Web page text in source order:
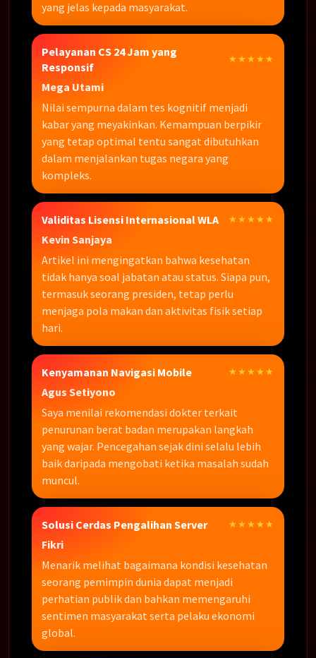
yang jelas kepada masyarakat.
Pelayanan CS 24 Jam yang
Responsif
★★★★★
Mega Utami
Nilai sempurna dalam tes kognitif menjadi
kabar yang meyakinkan. Kemampuan berpikir
yang tetap optimal tentu sangat dibutuhkan
dalam menjalankan tugas negara yang
kompleks.
Validitas Lisensi Internasional WLA ★★★★★
Kevin Sanjaya
Artikel ini mengingatkan bahwa kesehatan
tidak hanya soal jabatan atau status. Siapa pun,
termasuk seorang presiden, tetap perlu
menjaga pola makan dan aktivitas fisik setiap
hari.
Kenyamanan Navigasi Mobile ★★★★★
Agus Setiyono
Saya menilai rekomendasi dokter terkait
penurunan berat badan merupakan langkah
yang wajar. Pencegahan sejak dini selalu lebih
baik daripada mengobati ketika masalah sudah
muncul.
Solusi Cerdas Pengalihan Server ★★★★★
Fikri
Menarik melihat bagaimana kondisi kesehatan
seorang pemimpin dunia dapat menjadi
perhatian publik dan bahkan memengaruhi
sentimen masyarakat serta pelaku ekonomi
global.